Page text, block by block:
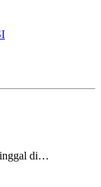
di…